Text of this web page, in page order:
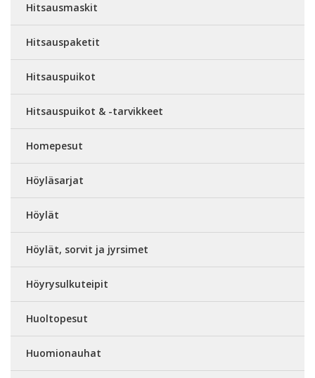
Hitsausmaskit
Hitsauspaketit
Hitsauspuikot
Hitsauspuikot & -tarvikkeet
Homepesut
Höyläsarjat
Höylät
Höylät, sorvit ja jyrsimet
Höyrysulkuteipit
Huoltopesut
Huomionauhat